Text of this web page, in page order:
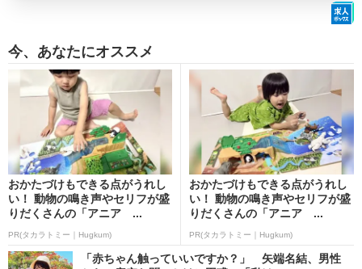
今、あなたにオススメ
おかたづけもできる点がうれし
い！ 動物の鳴き声やセリフが盛
りだくさんの「アニア ...
PR(タカラトミー｜Hugkum)
おかたづけもできる点がうれし
い！ 動物の鳴き声やセリフが盛
りだくさんの「アニア ...
PR(タカラトミー｜Hugkum)
「赤ちゃん触っていいですか？」 矢端名結、男性